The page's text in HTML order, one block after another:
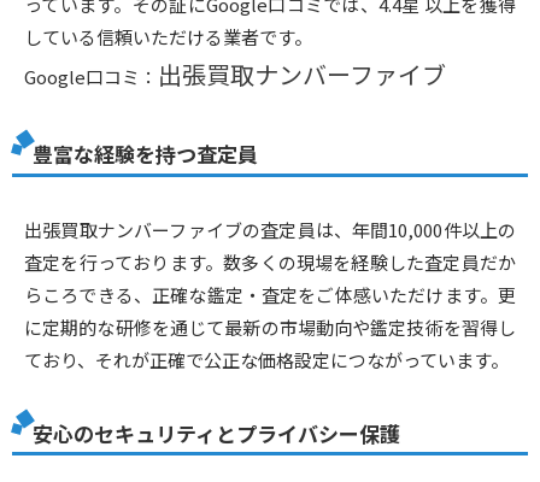
している信頼いただける業者です。
Google口コミ： 出張買取ナンバーファイブ
豊富な経験を持つ査定員
出張買取ナンバーファイブの査定員は、年間10,000件以上の
査定を行っております。数多くの現場を経験した査定員だか
らころできる、正確な鑑定・査定をご体感いただけます。更
に定期的な研修を通じて最新の市場動向や鑑定技術を習得し
ており、それが正確で公正な価格設定につながっています。
安心のセキュリティとプライバシー保護